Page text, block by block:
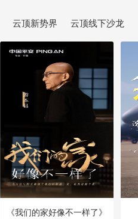
云顶新势界 云顶线下沙龙
《我们的家好像不一样了》